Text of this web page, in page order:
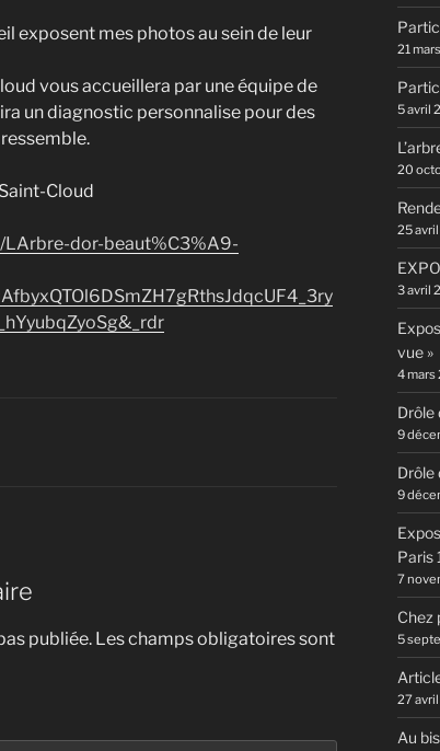
exposent mes photos au sein de leur
vous accueillera par une équipe de
un diagnostic personnalise pour des
Cloud
dor-beaut%C3%A9-
publiée. Les champs obligatoires sont
21
5 avril
20
25
3 avril
vue »
4 mars
Drôle
9
Drôle
9
Paris
7
Chez
5
27
Au